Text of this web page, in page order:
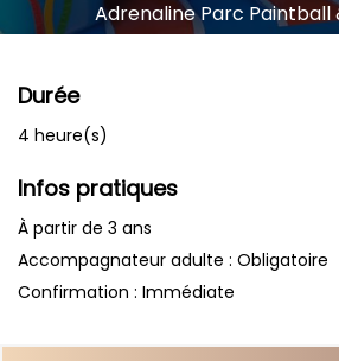
Adrenaline Parc Paintball
Durée
4 heure(s)
Infos pratiques
À partir de 3 ans
Accompagnateur adulte : Obligatoire
Confirmation : Immédiate